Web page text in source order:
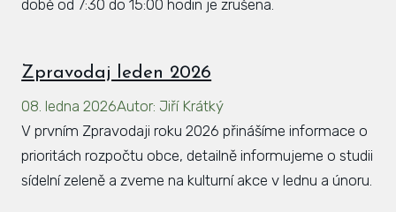
době od 7:30 do 15:00 hodin je zrušena.
Zpravodaj leden 2026
08. ledna 2026Autor: Jiří Krátký
V prvním Zpravodaji roku 2026 přinášíme informace o
prioritách rozpočtu obce, detailně informujeme o studii
sídelní zeleně a zveme na kulturní akce v lednu a únoru.